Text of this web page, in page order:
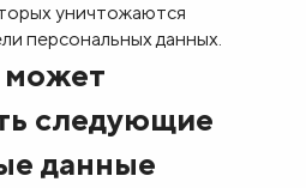
уничтожаются
персональных данных.
может
следующие
данные